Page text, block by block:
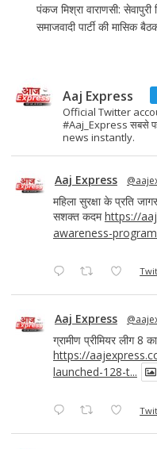
पंकज मिश्रा वाराणसी:
समाजवादी पार्टी की मासिक
Aaj Express
Official Twitter
#Aaj_Express सबसे
news instantly.
Aaj Express
महिला सुरक्षा के प्रति
सशक्त कदमhttps://
awareness-
Aaj Express
ग्रामीण प्रीमियर लीग 8
https://
launched-128-t...